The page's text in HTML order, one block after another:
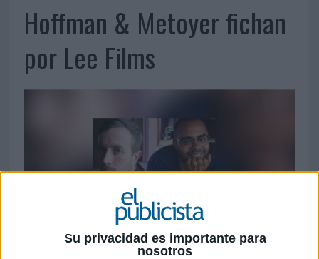
Su privacidad es importante para
nosotros
Hoffman & Metoyer fichan
por Lee Films